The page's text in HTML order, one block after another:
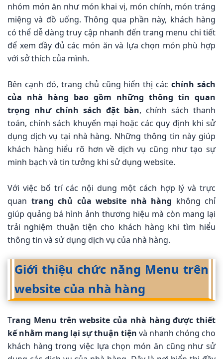
nhóm món ăn như món khai vị, món chính, món tráng
miệng và đồ uống. Thông qua phần này, khách hàng
có thể dễ dàng truy cập nhanh đến trang menu chi tiết
để xem đầy đủ các món ăn và lựa chọn món phù hợp
với sở thích của mình.
Bên cạnh đó, trang chủ cũng hiển thị cácchính sách
của nhà hàng bao gồm những thông tin quan
trọng như chính sách đặt bàn, chính sách thanh
toán, chính sách khuyến mại hoặc các quy định khi sử
dụng dịch vụ tại nhà hàng. Những thông tin này giúp
khách hàng hiểu rõ hơn về dịch vụ cũng như tạo sự
minh bạch và tin tưởng khi sử dụng website.
Với việc bố trí các nội dung một cách hợp lý và trực
quan trang chủ của website nhà hàng không chỉ
giúp quảng bá hình ảnh thương hiệu mà còn mang lại
trải nghiệm thuận tiện cho khách hàng khi tìm hiểu
thông tin và sử dụng dịch vụ của nhà hàng.
Giới thiệu chức năng Menu trên
website của nhà hàng
Trang Menu trên website của nhà hàng được thiết
kế nhằm mang lại sự thuận tiện và nhanh chóng cho
khách hàng trong việc lựa chọn món ăn cũng như sử